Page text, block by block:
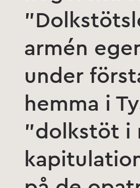
armén
under
hemma i
”dolkstöt i